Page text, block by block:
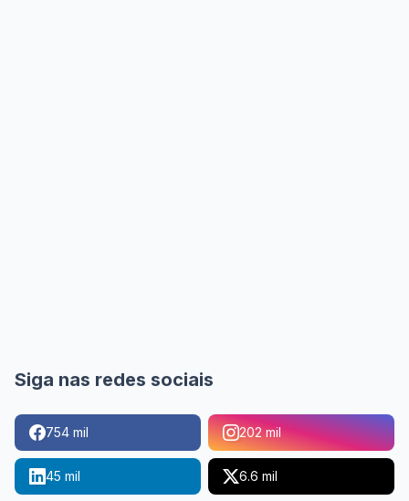
Siga nas redes sociais
754 mil 202 mil
45 mil 6.6 mil